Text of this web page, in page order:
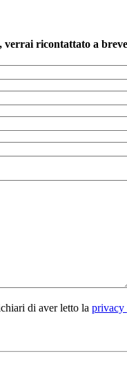
verrai ricontattato a
di aver letto la privacy